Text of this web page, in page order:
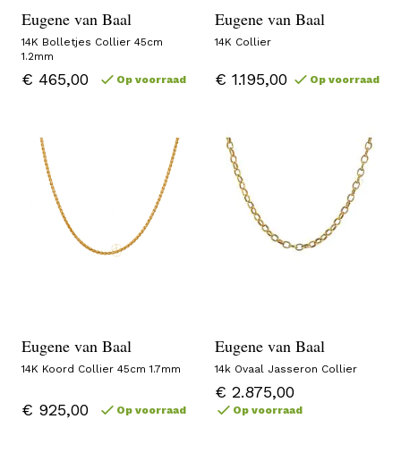
Eugene van Baal
14K Bolletjes Collier 45cm
1.2mm
€ 465,00 Op voorraad
Eugene van Baal
14K Collier
€ 1.195,00 Op voorraad
Eugene van Baal
14K Koord Collier 45cm 1.7mm
€ 925,00 Op voorraad
Eugene van Baal
14k Ovaal Jasseron Collier
€ 2.875,00
Op voorraad